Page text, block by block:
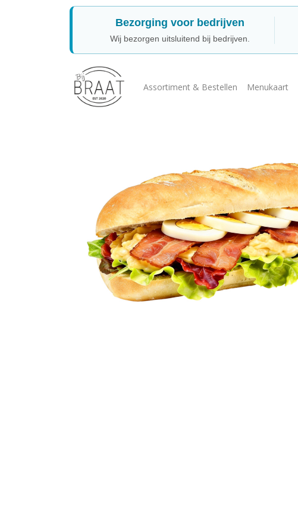
Bezorging voor bedrijven
Wij bezorgen uitsluitend bij bedrijven.
Assortiment & Bestellen Menukaart